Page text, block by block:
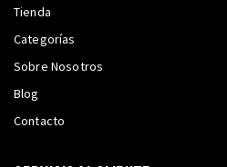
Tienda
Categorías
Sobre Nosotros
Blog
Contacto